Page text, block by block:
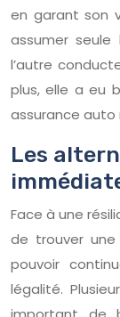
en garant son
assumer
l’autre
plus, elle a eu
assurance auto
Les
Face à une
de trouver une
pouvoir
légalité.